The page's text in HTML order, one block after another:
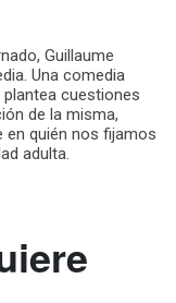
Guillaume
Una comedia
plantea cuestiones
de la misma,
en quién nos fijamos
adulta.